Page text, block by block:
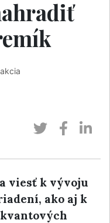
viesť k vývoju
ako aj k